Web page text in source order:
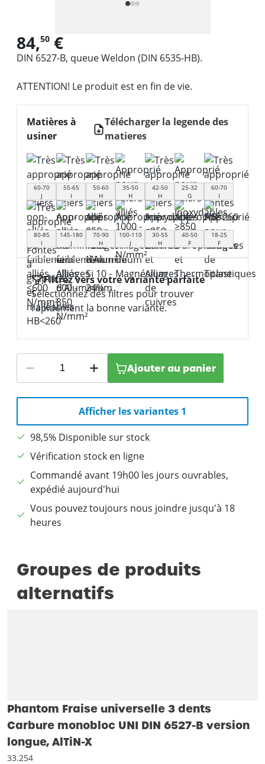
84,50 €
DIN 6527-B, queue Weldon (DIN 6535-HB).
ATTENTION! Le produit est en fin de vie.
Matières à
usiner
Télécharger la legende des
matieres
60-70
J
55-65
I
50-60
H
35-50
H
42-50
H
25-32
G
60-70
I
80-85
I
145-180
J
70-90
H
100-110
J
30-55
H
40-50
F
18-25
F
Filtrez vers votre variante parfaite
Sélectionnez des filtres pour trouver
rapidement la bonne variante.
Ajouter au panier
Afficher les variantes 1
98,5% Disponible sur stock
Vérification stock en ligne
Commandé avant 19h00 les jours ouvrables,
expédié aujourd'hui
Vous pouvez toujours nous joindre jusqu'à 18
heures
Groupes de produits
alternatifs
Phantom Fraise universelle 3 dents
Carbure monobloc UNI DIN 6527-B version
longue, AlTiN-X
33.254